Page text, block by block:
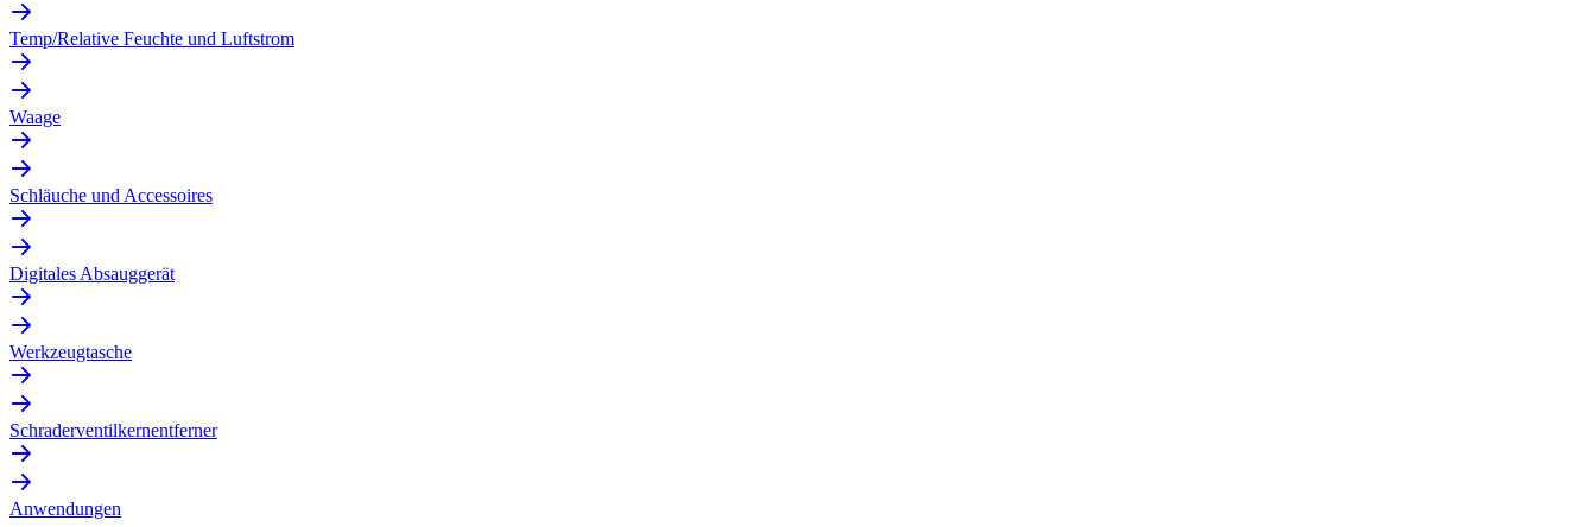
Temp/Relative Feuchte und Luftstrom
Waage
Schläuche und Accessoires
Digitales Absauggerät
Werkzeugtasche
Schraderventilkernentferner
Anwendungen